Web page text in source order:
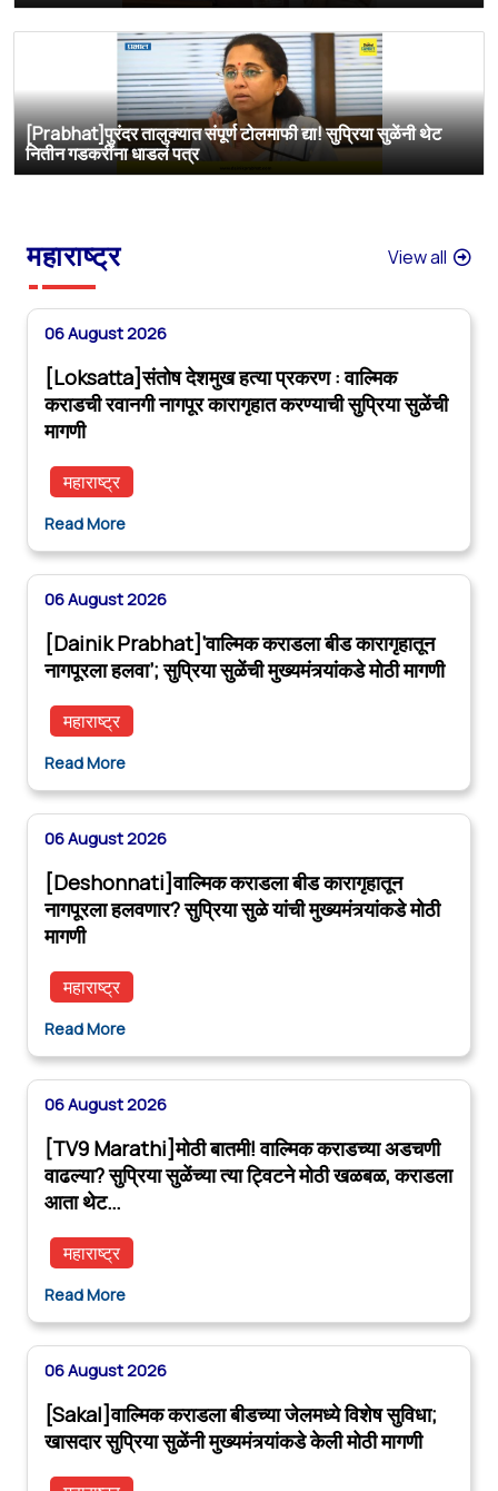
[Prabhat]पुरंदर तालुक्यात संपूर्ण टोलमाफी द्या! सुप्रिया सुळेंनी थेट
नितीन गडकरींना धाडलं पत्र
महाराष्ट्र View all
06 August 2026
[Loksatta]संतोष देशमुख हत्या प्रकरण : वाल्मिक
कराडची रवानगी नागपूर कारागृहात करण्याची सुप्रिया सुळेंची
मागणी
महाराष्ट्र
Read More
06 August 2026
[Dainik Prabhat]‘वाल्मिक कराडला बीड कारागृहातून
नागपूरला हलवा’; सुप्रिया सुळेंची मुख्यमंत्र्यांकडे मोठी मागणी
महाराष्ट्र
Read More
06 August 2026
[Deshonnati]वाल्मिक कराडला बीड कारागृहातून
नागपूरला हलवणार? सुप्रिया सुळे यांची मुख्यमंत्र्यांकडे मोठी
मागणी
महाराष्ट्र
Read More
06 August 2026
[TV9 Marathi]मोठी बातमी! वाल्मिक कराडच्या अडचणी
वाढल्या? सुप्रिया सुळेंच्या त्या ट्विटने मोठी खळबळ, कराडला
आता थेट…
महाराष्ट्र
Read More
06 August 2026
[Sakal]वाल्मिक कराडला बीडच्या जेलमध्ये विशेष सुविधा;
खासदार सुप्रिया सुळेंनी मुख्यमंत्र्यांकडे केली मोठी मागणी